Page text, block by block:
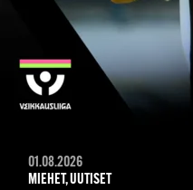
01.08.2026
MIEHET, UUTISET